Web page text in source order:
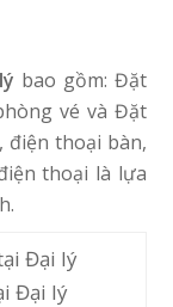
bao gồm: Đặt
vé và Đặt
điện thoại bàn,
thoại là lựa
Đại lý